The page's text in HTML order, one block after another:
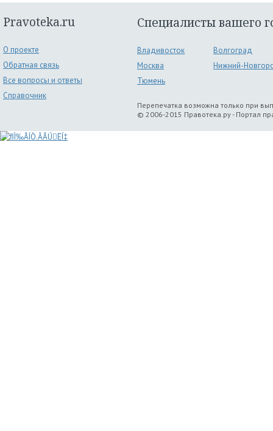
Pravoteka.ru
О проекте
Обратная связь
Все вопросы и ответы
Справочник
Специалисты вашего
Владивосток
Волгоград
Москва
Нижний-
Тюмень
Перепечатка возможна только при
© 2006-2015 Правотека.ру - Портал